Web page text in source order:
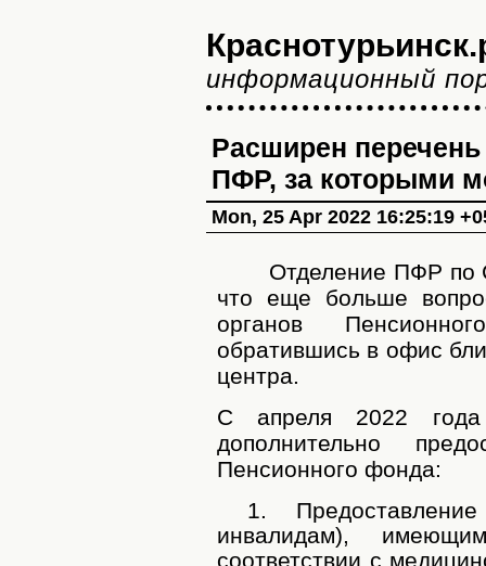
информационный
Расширен перечень
ПФР, за которыми
Mon, 25 Apr 2022 16:25:19
Отделение ПФР по
что еще больше
органов
обратившись в офис
центра.
С апреля 2022
дополнительно
Пенсионного фонда:
1.
инвалидам),
соответствии с